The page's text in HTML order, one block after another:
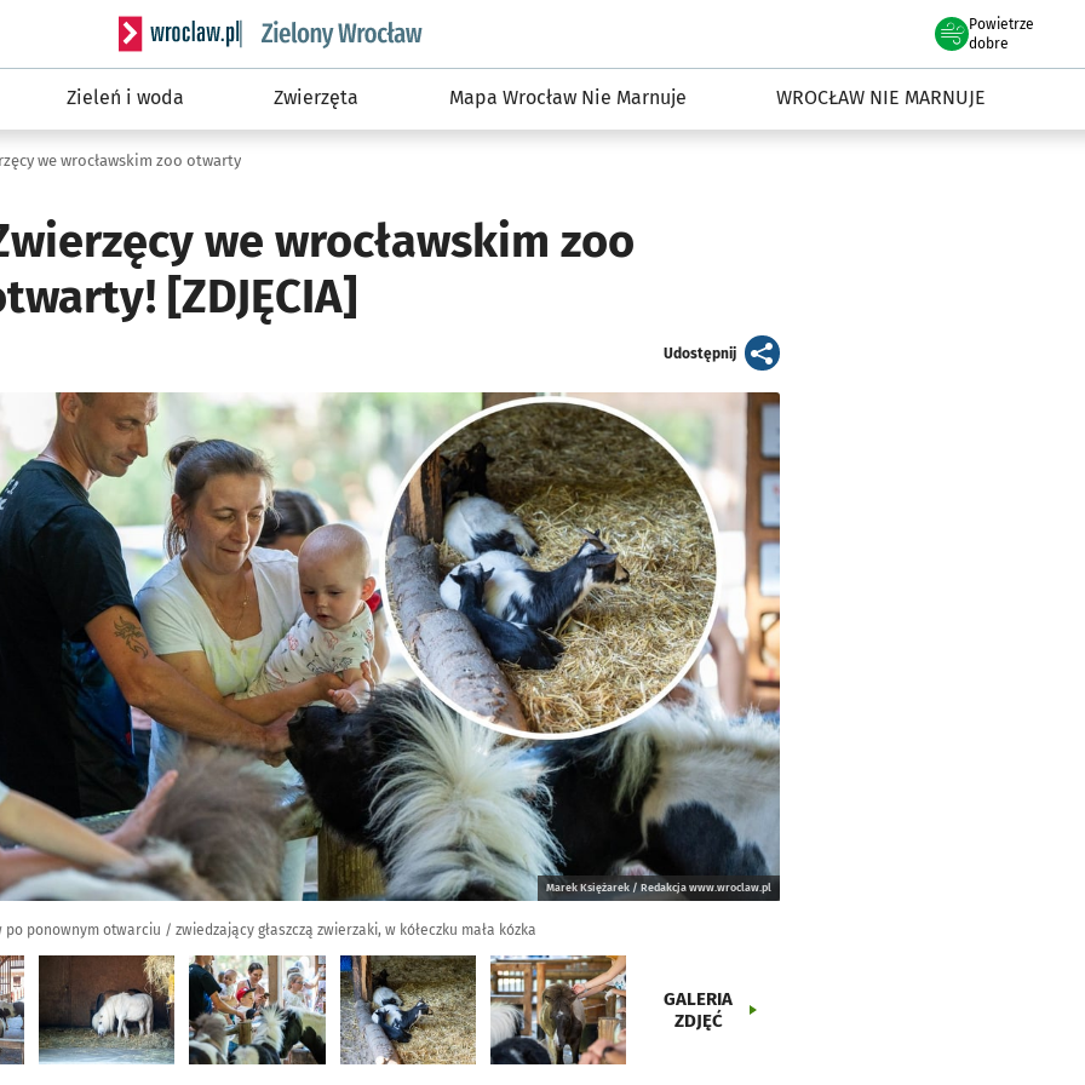
Serwis informacyjny wroclaw.pl podserwis: Środowisko we Wrocławiu
Powietrze
we Wrocławiu
dobre
Zieleń i woda Zwierzęta Mapa Wrocław Nie Marnuje WROCŁAW NIE MARNUJE
we wrocławskim zoo otwarty
we wrocławskim zoo
[ZDJĘCIA]
Udostępnijartykuł
Marek Księżarek / Redakcja www.wroclaw.pl
po ponownym otwarciu / zwiedzający głaszczą zwierzaki, w kółeczku mała kózka
GALERIA
ZDJĘĆ